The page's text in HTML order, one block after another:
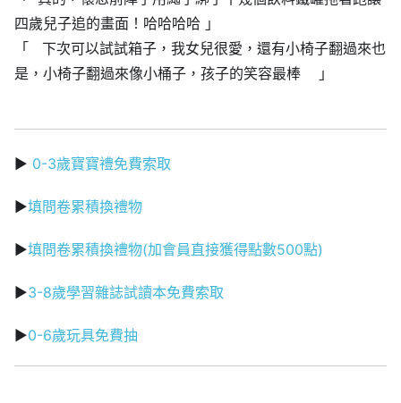
四歲兒子追的畫面！哈哈哈哈 」
「 下次可以試試箱子，我女兒很愛，還有小椅子翻過來也
是，小椅子翻過來像小桶子，孩子的笑容最棒 」
▶ 0-3歲寶寶禮免費索取
▶填問卷累積換禮物
▶填問卷累積換禮物(加會員直接獲得點數500點)
▶3-8歲學習雜誌試讀本免費索取
▶0-6歲玩具免費抽